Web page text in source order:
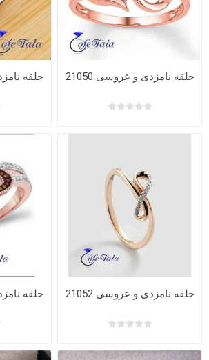
حلقه حلقه نامزدی و عروسی 21050
حلقه حلقه نامزدی و عروسی 21052